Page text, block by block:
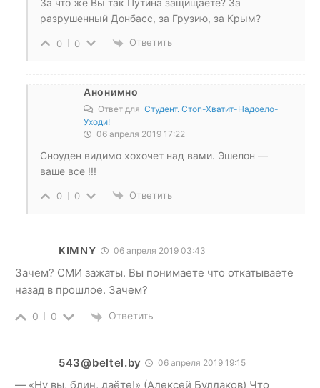
За что же Вы так Путина защищаете? За
разрушенный Донбасс, за Грузию, за Крым?
0 0 Ответить
Анонимно
Ответ для Студент. Стоп-Хватит-Надоело-
Уходи!
06 апреля 2019 17:22
Сноуден видимо хохочет над вами. Эшелон —
ваше все !!!
0 0 Ответить
KIMNY 06 апреля 2019 03:43
Зачем? СМИ зажаты. Вы понимаете что откатываете
назад в прошлое. Зачем?
0 0 Ответить
543@beltel.by 06 апреля 2019 19:15
— «Ну вы, блин, даёте!» (Алексей Булдаков) Что